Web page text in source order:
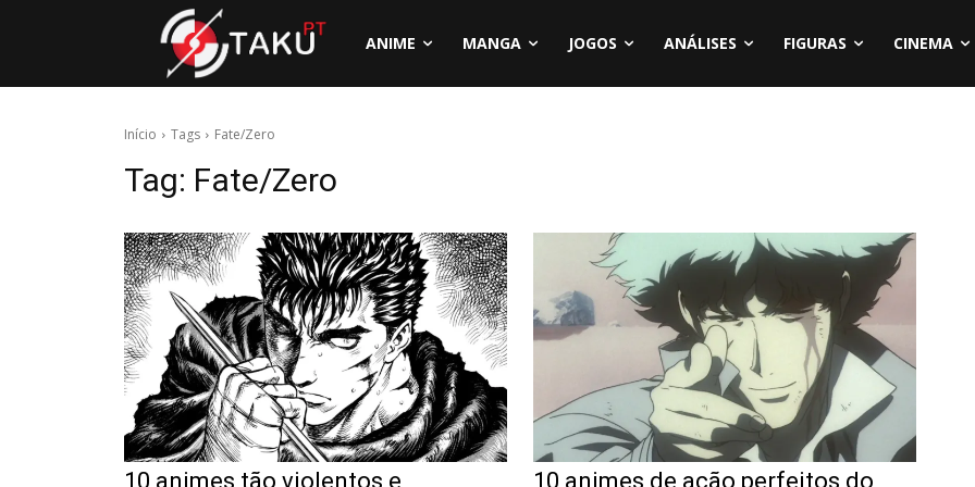
ANIME MANGA JOGOS ANÁLISES FIGURAS CINEMA
Início Tags Fate/Zero
Tag: Fate/Zero
10 animes tão violentos e
10 animes de ação perfeitos do